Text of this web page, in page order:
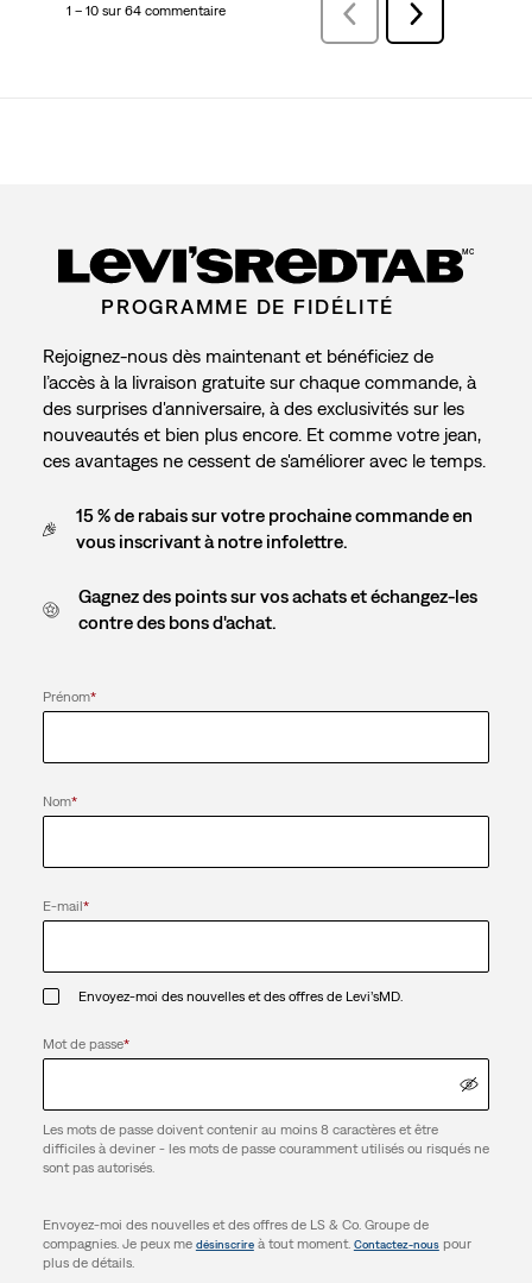
1 – 10 sur 64 commentaire Précédentcommentaire
Suivant
commentaire
PROGRAMME DE FIDÉLITÉ
MC
Rejoignez-nous dès maintenant et bénéficiez de
l’accès à la livraison gratuite sur chaque commande, à
des surprises d'anniversaire, à des exclusivités sur les
nouveautés et bien plus encore. Et comme votre jean,
ces avantages ne cessent de s'améliorer avec le temps.
15 % de rabais sur votre prochaine commande en
vous inscrivant à notre infolettre.
Gagnez des points sur vos achats et échangez-les
contre des bons d'achat.
Prénom*
Nom*
E-mail*
Envoyez-moi des nouvelles et des offres de Levi’sMD.
Mot de passe*
Les mots de passe doivent contenir au moins 8 caractères et être
difficiles à deviner - les mots de passe couramment utilisés ou risqués ne
sont pas autorisés.
Envoyez-moi des nouvelles et des offres de LS & Co. Groupe de
compagnies. Je peux me désinscrireà tout moment. Contactez-nouspour
plus de détails.